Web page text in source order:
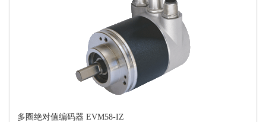
多圈绝对值编码器 EVM58-IZ